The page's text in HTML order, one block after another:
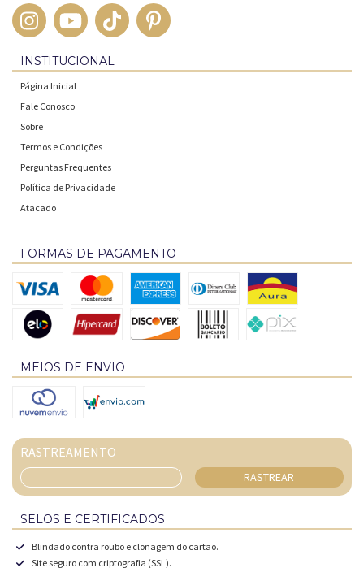
INSTITUCIONAL
Página Inicial
Fale Conosco
Sobre
Termos e Condições
Perguntas Frequentes
Política de Privacidade
Atacado
FORMAS DE PAGAMENTO
MEIOS DE ENVIO
RASTREAMENTO
RASTREAR
SELOS E CERTIFICADOS
Blindado contra roubo e clonagem do cartão.
Site seguro com criptografia (SSL).